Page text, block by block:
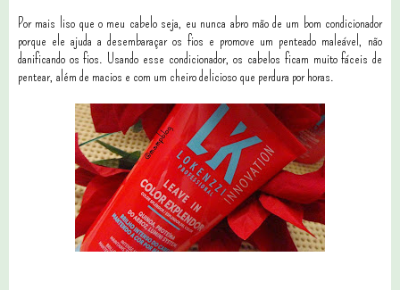
Por mais liso que o meu cabelo seja, eu nunca abro mão de um bom condicionador
porque ele ajuda a desembaraçar os fios e promove um penteado maleável, não
danificando os fios. Usando esse condicionador, os cabelos ficam muito fáceis de
pentear, além de macios e com um cheiro delicioso que perdura por horas.